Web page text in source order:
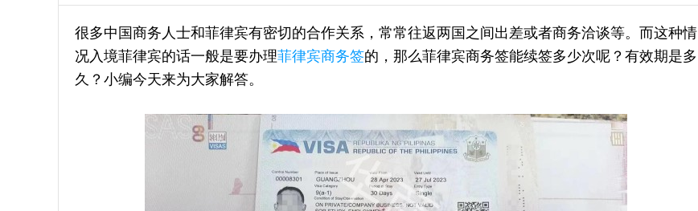
很多中国商务人士和菲律宾有密切的合作关系，常常往返两国之间出差或者商务洽谈等。而这种情
况入境菲律宾的话一般是要办理菲律宾商务签的，那么菲律宾商务签能续签多少次呢？有效期是多
久？小编今天来为大家解答。